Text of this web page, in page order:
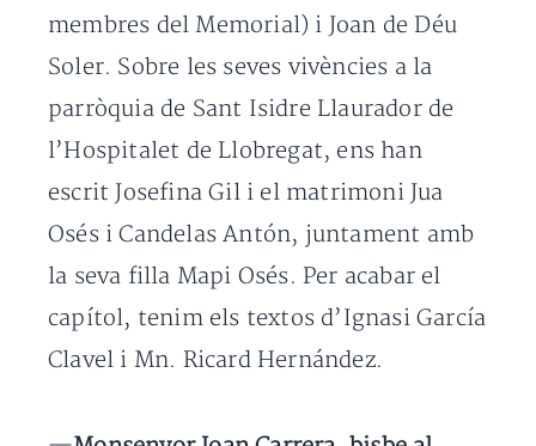
membres del Memorial) i Joan de Déu
Soler. Sobre les seves vivències a la
parròquia de Sant Isidre Llaurador de
l’Hospitalet de Llobregat, ens han
escrit Josefina Gil i el matrimoni Jua
Osés i Candelas Antón, juntament amb
la seva filla Mapi Osés. Per acabar el
capítol, tenim els textos d’Ignasi García
Clavel i Mn. Ricard Hernández.